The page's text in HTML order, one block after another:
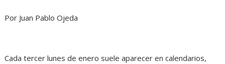
Por Juan Pablo Ojeda
Cada tercer lunes de enero suele aparecer en calendarios,